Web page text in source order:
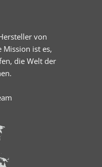
von
Mission ist es,
die Welt der